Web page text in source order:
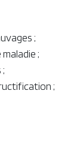
si de très
parasites, il est
d’espacer
la taille, le